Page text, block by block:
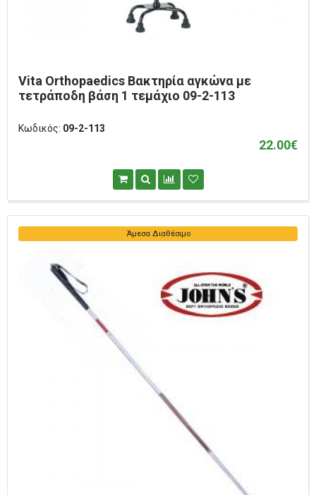
Vita Orthopaedics Βακτηρία αγκώνα με
τετράποδη βάση 1 τεμάχιο 09-2-113
Κωδικός: 09-2-113
22.00€
Άμεσα Διαθέσιμο